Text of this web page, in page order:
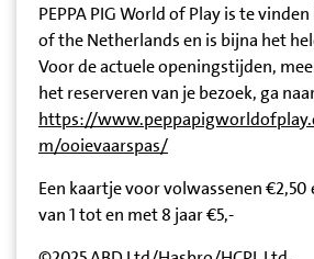
PEPPA PIG World of Play is te
of the Netherlands en is bijna het
Voor de actuele openingstijden,
het reserveren van je bezoek, ga
https://
m/ooievaarspas/
Een kaartje voor volwassenen
van 1 tot en met 8 jaar €5,-